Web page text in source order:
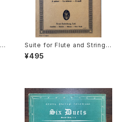
Suite for Flute and String
Orchestra A-moll【著者：TEL
EMANN】出版社：Edition Eule
¥495